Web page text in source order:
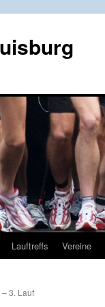
Lauftreffs Vereine
3. Lauf